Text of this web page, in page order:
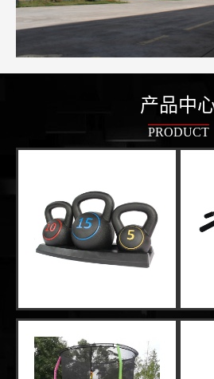
产品中
PRODUCT